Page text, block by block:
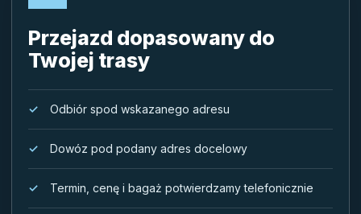
Przejazd dopasowany do
Twojej trasy
Odbiór spod wskazanego adresu
Dowóz pod podany adres docelowy
Termin, cenę i bagaż potwierdzamy telefonicznie